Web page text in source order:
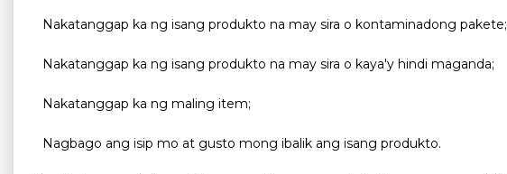
Nakatanggap ka ng isang produkto na may sira o kontaminadong pakete;
Nakatanggap ka ng isang produkto na may sira o kaya'y hindi maganda;
Nakatanggap ka ng maling item;
Nagbago ang isip mo at gusto mong ibalik ang isang produkto.